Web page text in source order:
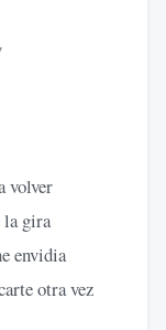
volver
la gira
envidia
otra vez